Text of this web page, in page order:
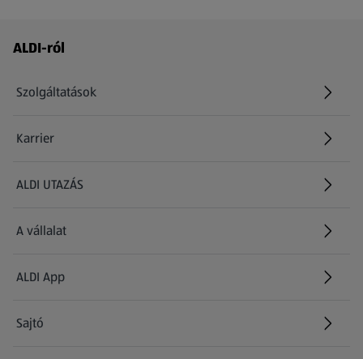
Láblécmenü - további linkek
ALDI-ról
Szolgáltatások
Karrier
(új oldalon nyílik meg)
ALDI UTAZÁS
(új oldalon nyílik meg)
A vállalat
ALDI App
Sajtó